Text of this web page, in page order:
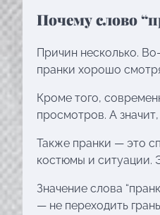
Почему слово
Причин несколько.
пранки хорошо
Кроме того,
просмотров. А
Также пранки — это
костюмы и ситуации.
Значение слова
— не переходить